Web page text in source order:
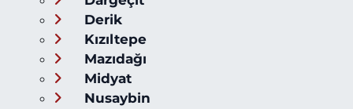
Derik
Kızıltepe
Mazıdağı
Midyat
Nusaybin